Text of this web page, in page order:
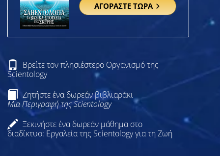
ΑΓΟΡΑΣΤΕ ΤΩΡΑ
Βρείτε τον πλησιέστερο Οργανισμό της
Scientology
Ζητήστε ένα δωρεάν βιβλιαράκι
Μια Περιγραφή της Scientology
Ξεκινήστε ένα δωρεάν μάθημα στο
διαδίκτυο: Εργαλεία της Scientology για τη Ζωή